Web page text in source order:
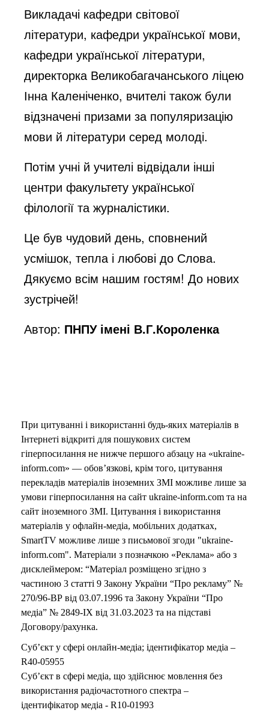
Викладачі кафедри світової
літератури, кафедри української мови,
кафедри української літератури,
директорка Великобагачанського ліцею
Інна Каленіченко, вчителі також були
відзначені призами за популяризацію
мови й літератури серед молоді.
Потім учні й учителі відвідали інші
центри факультету української
філології та журналістики.
Це був чудовий день, сповнений
усмішок, тепла і любові до Слова.
Дякуємо всім нашим гостям! До нових
зустрічей!
Автор: ПНПУ імені В.Г.Короленка
При цитуванні і використанні будь-яких матеріалів в
Інтернеті відкриті для пошукових систем
гіперпосилання не нижче першого абзацу на «ukraine-
inform.com» — обов’язкові, крім того, цитування
перекладів матеріалів іноземних ЗМІ можливе лише за
умови гіперпосилання на сайт ukraine-inform.com та на
сайт іноземного ЗМІ. Цитування і використання
матеріалів у офлайн-медіа, мобільних додатках,
SmartTV можливе лише з письмової згоди "ukraine-
inform.com". Матеріали з позначкою «Реклама» або з
дисклеймером: “Матеріал розміщено згідно з
частиною 3 статті 9 Закону України “Про рекламу” №
270/96-ВР від 03.07.1996 та Закону України “Про
медіа” № 2849-IX від 31.03.2023 та на підставі
Договору/рахунка.
Суб’єкт у сфері онлайн-медіа; ідентифікатор медіа –
R40-05955
Суб’єкт в сфері медіа, що здійснює мовлення без
використання радіочастотного спектра –
ідентифікатор медіа - R10-01993